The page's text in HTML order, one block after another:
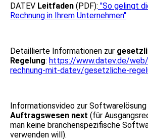
DATEV Leitfaden (PDF): "So gelingt
Rechnung in Ihrem Unternehmen"
Detaillierte Informationen zur
Regelung: https://www.datev.de/
rechnung-mit-datev/gesetzliche-
Informationsvideo zur Softwarelösung
Auftragswesen next (für
man keine branchenspezifische
verwenden will).